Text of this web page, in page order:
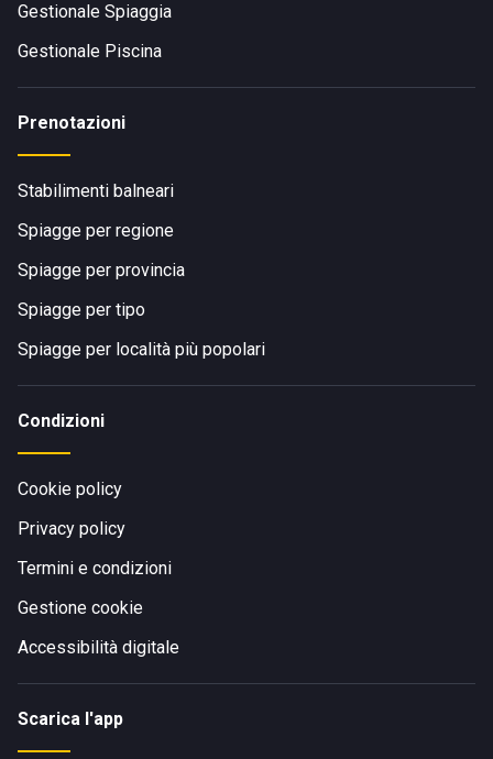
Gestionale Spiaggia
Gestionale Piscina
Prenotazioni
Stabilimenti balneari
Spiagge per regione
Spiagge per provincia
Spiagge per tipo
Spiagge per località più popolari
Condizioni
Cookie policy
Privacy policy
Termini e condizioni
Gestione cookie
Accessibilità digitale
Scarica l'app